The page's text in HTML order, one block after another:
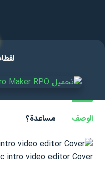
الوصف مساعدة؟
intro video editor Cover